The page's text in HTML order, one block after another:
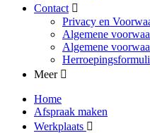
Contact
Privacy en
Algemene
Algemene
Meer
Home
Afspraak maken
Werkplaats